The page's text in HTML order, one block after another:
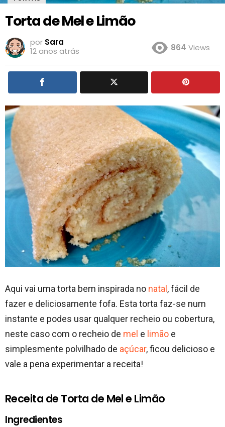
Torta de Mel e Limão
por Sara
12 anos atrás
864 Views
Aqui vai uma torta bem inspirada no natal, fácil de
fazer e deliciosamente fofa. Esta torta faz-se num
instante e podes usar qualquer recheio ou cobertura,
neste caso com o recheio de mel e limão e
simplesmente polvilhado de açúcar, ficou delicioso e
vale a pena experimentar a receita!
Receita de Torta de Mel e Limão
Ingredientes